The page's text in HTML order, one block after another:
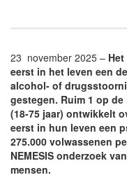
23 november 2025 –
eerst in het leven een
alcohol- of
gestegen. Ruim 1 op
(18-75 jaar) ontwikkelt
eerst in hun leven een
275.000 volwassenen
NEMESIS onderzoek
mensen.